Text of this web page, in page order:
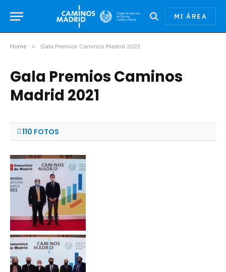
MI ÁREA
Home » Gala Premios Caminos Madrid 2021
Gala Premios Caminos
Madrid 2021
110 FOTOS